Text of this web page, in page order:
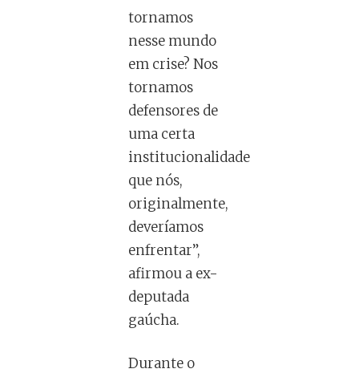
tornamos
nesse mundo
em crise? Nos
tornamos
defensores de
uma certa
institucionalidade
que nós,
originalmente,
deveríamos
enfrentar”,
afirmou a ex-
deputada
gaúcha.
Durante o